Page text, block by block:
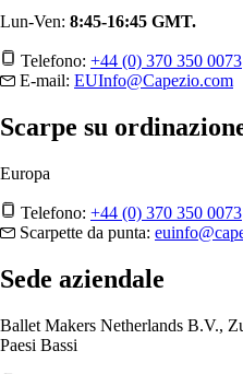
Lun-Ven: 8:45-16:45 GMT.
Telefono: +44 (0) 370 350 0073
E-mail: EUInfo@Capezio.com
Scarpe su
Europa
Telefono: +44 (0) 370 350 0073
Scarpette da punta:
Sede aziendale
Ballet Makers Netherlands B.V.,
Paesi Bassi